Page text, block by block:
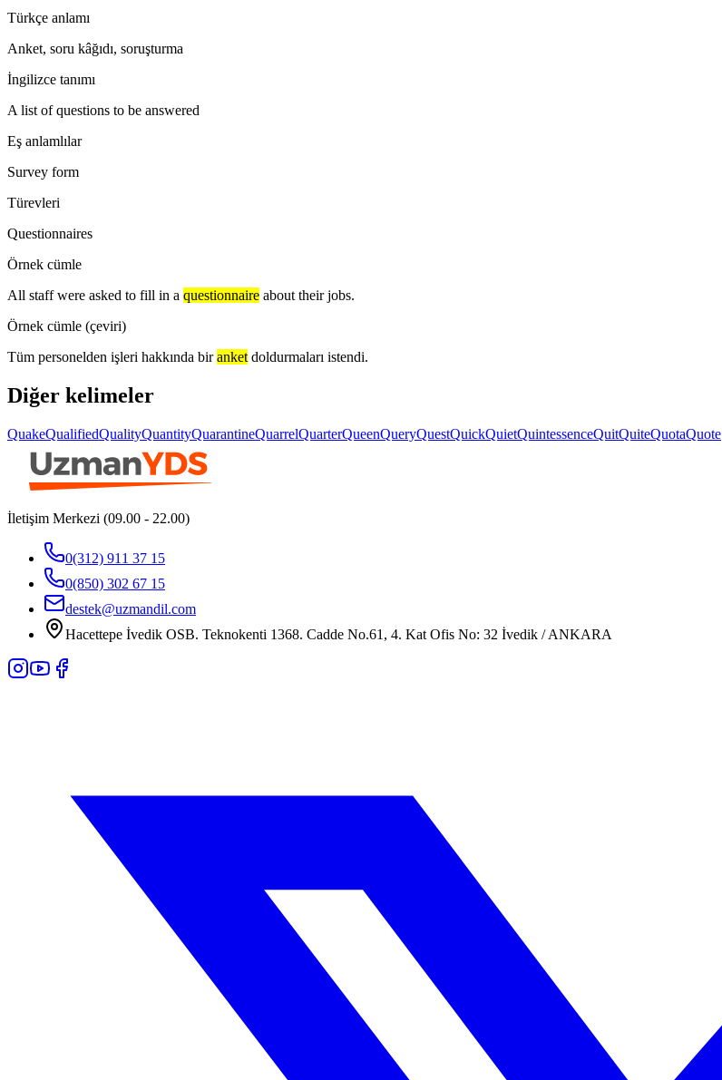
Türkçe anlamı
Anket, soru kâğıdı, soruşturma
İngilizce tanımı
A list of questions to be answered
Eş anlamlılar
Survey form
Türevleri
Questionnaires
Örnek cümle
All staff were asked to fill in a questionnaire about their jobs.
Örnek cümle (çeviri)
Tüm personelden işleri hakkında bir anket doldurmaları istendi.
Diğer kelimeler
QuakeQualifiedQualityQuantityQuarantineQuarrelQuarterQueenQueryQuestQuickQuietQuintessenceQuitQuiteQuotaQuote
İletişim Merkezi (09.00 - 22.00)
0(312) 911 37 15
0(850) 302 67 15
destek@uzmandil.com
Hacettepe İvedik OSB. Teknokenti 1368. Cadde No.61, 4. Kat Ofis No: 32 İvedik / ANKARA